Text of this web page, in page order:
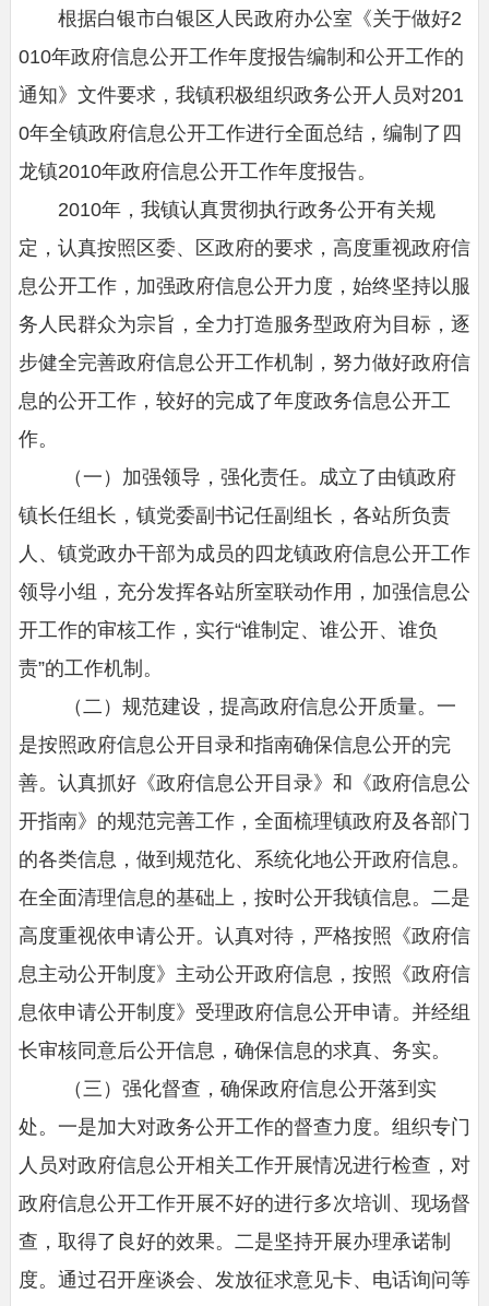
根据白银市白银区人民政府办公室《关于做好2
010年政府信息公开工作年度报告编制和公开工作的
通知》文件要求，我镇积极组织政务公开人员对201
0年全镇政府信息公开工作进行全面总结，编制了四
龙镇2010年政府信息公开工作年度报告。
2010年，我镇认真贯彻执行政务公开有关规
定，认真按照区委、区政府的要求，高度重视政府信
息公开工作，加强政府信息公开力度，始终坚持以服
务人民群众为宗旨，全力打造服务型政府为目标，逐
步健全完善政府信息公开工作机制，努力做好政府信
息的公开工作， 较好的完成了年度政务信息公开工
作。
（一）加强领导，强化责任。成立了由镇政府
镇长任组长，镇党委副书记任副组长，各站所负责
人、镇党政办干部为成员的四龙镇政府信息公开工作
领导小组，充分发挥各站所室联动作用，加强信息公
开工作的审核工作，实行“谁制定、谁公开、谁负
责”的工作机制。
（二）规范建设，提高政府信息公开质量。一
是按照政府信息公开目录和指南确保信息公开的完
善。认真抓好《政府信息公开目录》和《政府信息公
开指南》的规范完善工作，全面梳理镇政府及各部门
的各类信息，做到规范化、系统化地公开政府信息。
在全面清理信息的基础上，按时公开我镇信息。二是
高度重视依申请公开。认真对待，严格按照《政府信
息主动公开制度》主动公开政府信息，按照《政府信
息依申请公开制度》受理政府信息公开申请。并经组
长审核同意后公开信息，确保信息的求真、务实。
（三）强化督查，确保政府信息公开落到实
处。一是加大对政务公开工作的督查力度。组织专门
人员对政府信息公开相关工作开展情况进行检查，对
政府信息公开工作开展不好的进行多次培训、现场督
查，取得了良好的效果。二是坚持开展办理承诺制
度。通过召开座谈会、发放征求意见卡、电话询问等